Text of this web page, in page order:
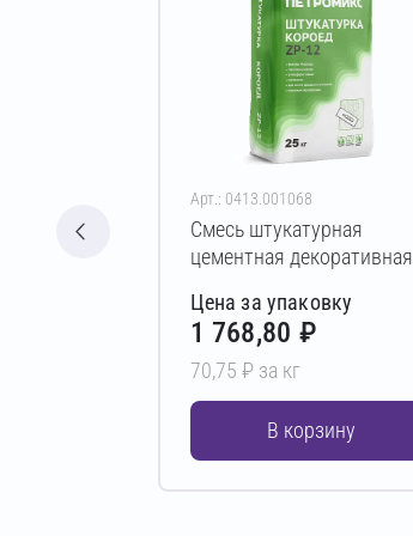
Арт.: 0413.001068
Смесь штукатурная
цементная декоративная
(3,0 мм)
Цена за упаковку
1 768,80 ₽
70,75 ₽ за кг
В корзину